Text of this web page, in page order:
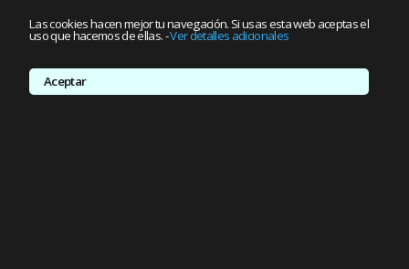
Las cookies hacen mejor tu navegación. Si usas esta web aceptas el
uso que hacemos de ellas.-Ver detalles adicionales
Aceptar